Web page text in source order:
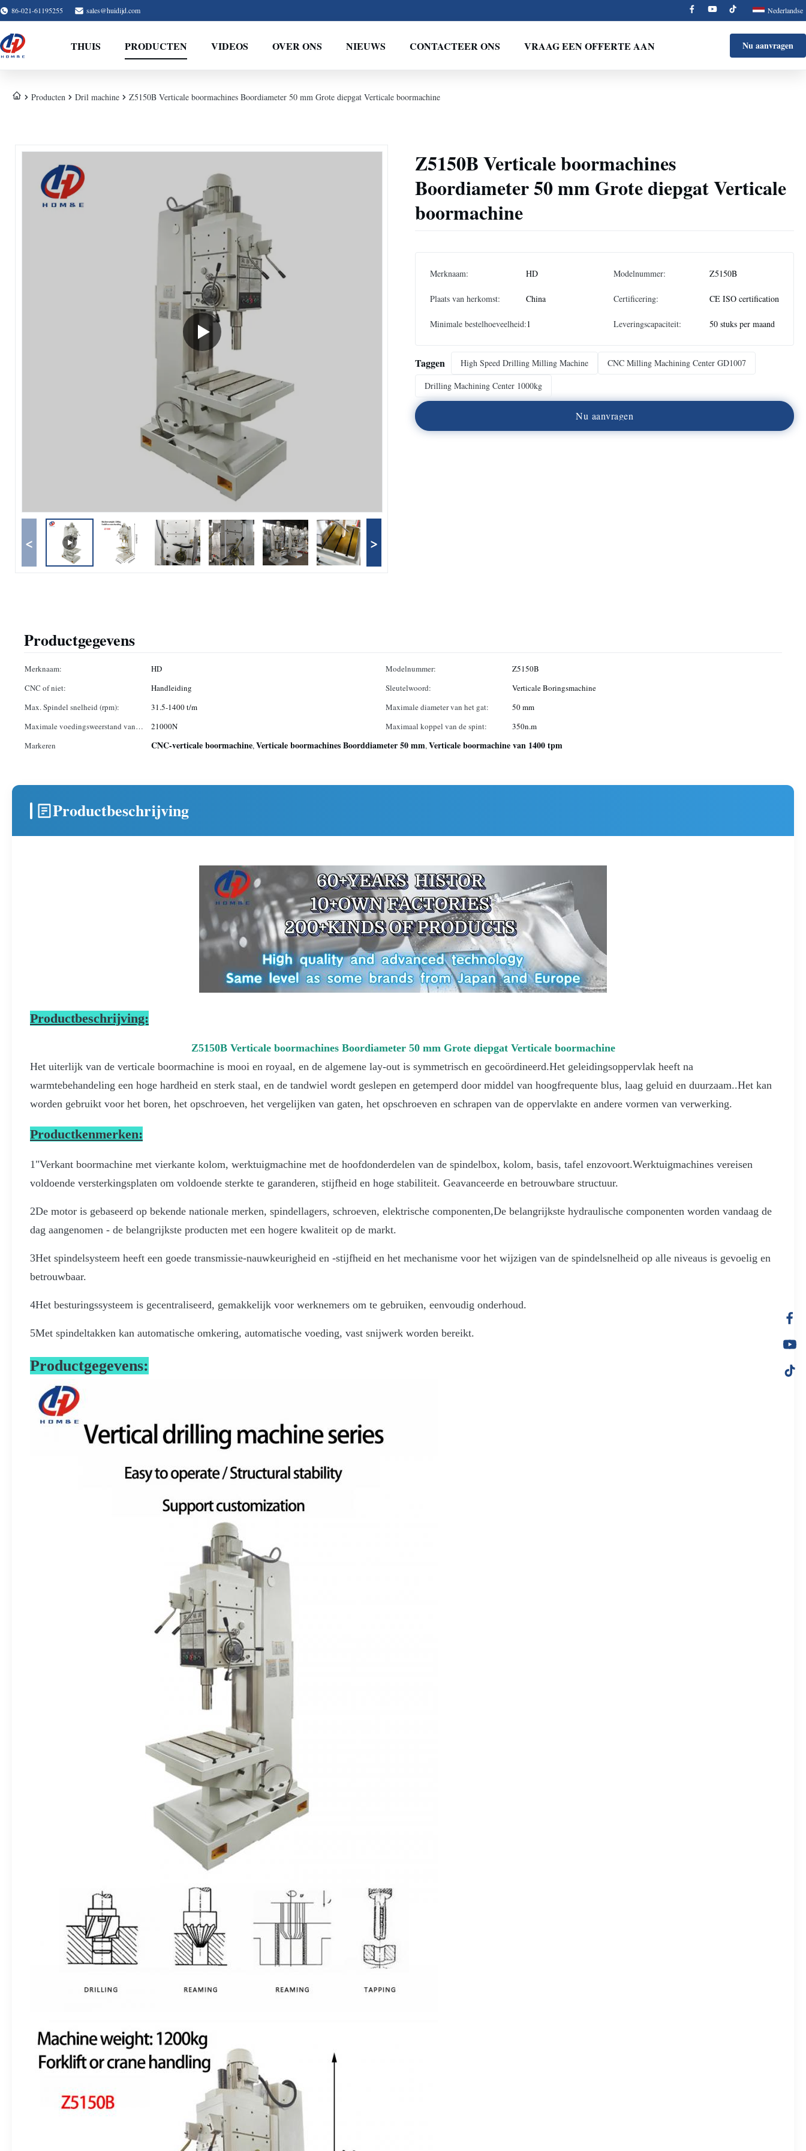
86-021-61195255 sales@huidijd.com Nederlandse
THUIS PRODUCTEN VIDEOS OVER ONS NIEUWS CONTACTEER ONS VRAAG EEN OFFERTE AAN Nu aanvragen
Producten Dril machine Z5150B Verticale boormachines Boordiameter 50 mm Grote diepgat Verticale boormachine
< >
Z5150B Verticale boormachines
Boordiameter 50 mm Grote diepgat Verticale
boormachine
Merknaam: HD Modelnummer: Z5150B
Plaats van herkomst: China Certificering: CE ISO certification
Minimale bestelhoeveelheid:1 Leveringscapaciteit: 50 stuks per maand
Taggen High Speed Drilling Milling Machine
CNC Milling Machining Center GD1007
Drilling Machining Center 1000kg
Nu aanvragen
Productgegevens
Merknaam: HD Modelnummer:
Z5150B
CNC of niet:
Handleiding Sleutelwoord:
Verticale Boringsmachine
Max. Spindel snelheid (rpm):
31.5-1400 t/m Maximale diameter van het gat:
50 mm
Maximale voedingsweerstand van
de spindel:
21000N Maximaal koppel van de spint:
350n.m
Markeren
CNC-verticale boormachine,Verticale boormachines Boorddiameter 50 mm,Verticale boormachine van 1400 tpm
Productbeschrijving
Productbeschrijving:
Z5150B Verticale boormachines Boordiameter 50 mm Grote diepgat Verticale boormachine
Het uiterlijk van de verticale boormachine is mooi en royaal, en de algemene lay-out is symmetrisch en gecoördineerd.Het geleidingsoppervlak heeft na
warmtebehandeling een hoge hardheid en sterk staal, en de tandwiel wordt geslepen en getemperd door middel van hoogfrequente blus, laag geluid en duurzaam..Het kan
worden gebruikt voor het boren, het opschroeven, het vergelijken van gaten, het opschroeven en schrapen van de oppervlakte en andere vormen van verwerking.
Productkenmerken:
1"Verkant boormachine met vierkante kolom, werktuigmachine met de hoofdonderdelen van de spindelbox, kolom, basis, tafel enzovoort.Werktuigmachines vereisen
voldoende versterkingsplaten om voldoende sterkte te garanderen, stijfheid en hoge stabiliteit. Geavanceerde en betrouwbare structuur.
2De motor is gebaseerd op bekende nationale merken, spindellagers, schroeven, elektrische componenten,De belangrijkste hydraulische componenten worden vandaag de
dag aangenomen - de belangrijkste producten met een hogere kwaliteit op de markt.
3Het spindelsysteem heeft een goede transmissie-nauwkeurigheid en -stijfheid en het mechanisme voor het wijzigen van de spindelsnelheid op alle niveaus is gevoelig en
betrouwbaar.
4Het besturingssysteem is gecentraliseerd, gemakkelijk voor werknemers om te gebruiken, eenvoudig onderhoud.
5Met spindeltakken kan automatische omkering, automatische voeding, vast snijwerk worden bereikt.
Productgegevens: